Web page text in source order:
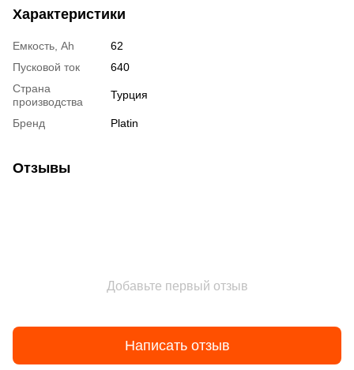
Характеристики
Емкость, Ah
62
Пусковой ток
640
Страна
производства
Турция
Бренд Platin
Отзывы
Добавьте первый отзыв
Написать отзыв